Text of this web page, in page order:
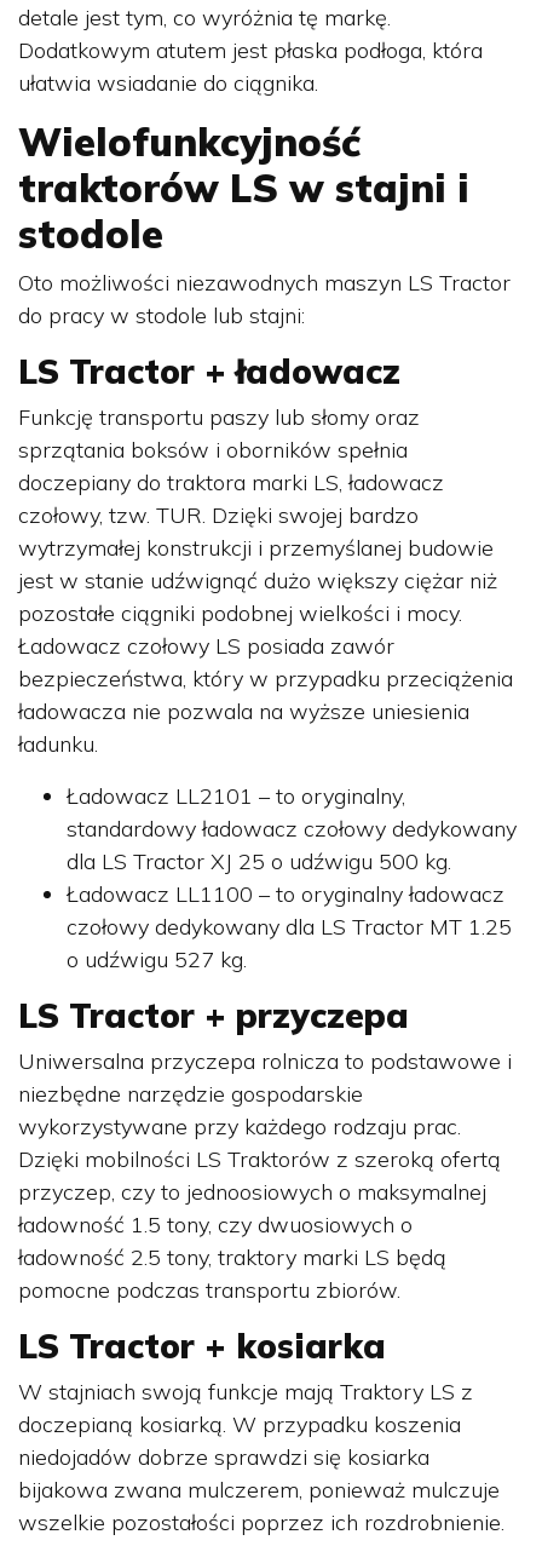
detale jest tym, co wyróżnia tę markę.
Dodatkowym atutem jest płaska podłoga, która
ułatwia wsiadanie do ciągnika.
Wielofunkcyjność
traktorów LS w stajni i
stodole
Oto możliwości niezawodnych maszyn LS Tractor
do pracy w stodole lub stajni:
LS Tractor + ładowacz
Funkcję transportu paszy lub słomy oraz
sprzątania boksów i oborników spełnia
doczepiany do traktora marki LS, ładowacz
czołowy, tzw. TUR. Dzięki swojej bardzo
wytrzymałej konstrukcji i przemyślanej budowie
jest w stanie udźwignąć dużo większy ciężar niż
pozostałe ciągniki podobnej wielkości i mocy.
Ładowacz czołowy LS posiada zawór
bezpieczeństwa, który w przypadku przeciążenia
ładowacza nie pozwala na wyższe uniesienia
ładunku.
Ładowacz LL2101 – to oryginalny,
standardowy ładowacz czołowy dedykowany
dla LS Tractor XJ 25 o udźwigu 500 kg.
Ładowacz LL1100 – to oryginalny ładowacz
czołowy dedykowany dla LS Tractor MT 1.25
o udźwigu 527 kg.
LS Tractor + przyczepa
Uniwersalna przyczepa rolnicza to podstawowe i
niezbędne narzędzie gospodarskie
wykorzystywane przy każdego rodzaju prac.
Dzięki mobilności LS Traktorów z szeroką ofertą
przyczep, czy to jednoosiowych o maksymalnej
ładowność 1.5 tony, czy dwuosiowych o
ładowność 2.5 tony, traktory marki LS będą
pomocne podczas transportu zbiorów.
LS Tractor + kosiarka
W stajniach swoją funkcje mają Traktory LS z
doczepianą kosiarką. W przypadku koszenia
niedojadów dobrze sprawdzi się kosiarka
bijakowa zwana mulczerem, ponieważ mulczuje
wszelkie pozostałości poprzez ich rozdrobnienie.